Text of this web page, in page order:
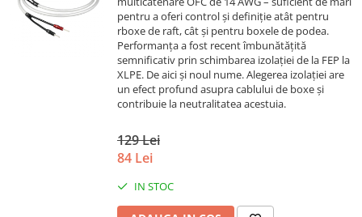
pentru a oferi control și definiție atât pentru
rboxe de raft, cât și pentru boxele de podea.
Performanța a fost recent îmbunătățită
semnificativ prin schimbarea izolației de la FEP la
XLPE. De aici și noul nume. Alegerea izolației are
un efect profund asupra cablului de boxe și
contribuie la neutralitatea acestuia.
129 Lei
84 Lei
IN STOC